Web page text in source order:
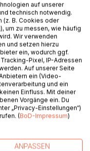
bei Mensch und
auf unserer
technisch notwendig.
(z. B. Cookies oder
um zu messen, wie häufig
Wir verwenden
und setzen hierzu
ein, wodurch ggf.
Pixel, IP-Adressen
Auf unserer Seite
ein (Video-
und ein
Einfluss. Mit deiner
Vorgänge ein. Du
„Privacy-Einstellungen“)
(BoD-Impressum)
ANPASSEN